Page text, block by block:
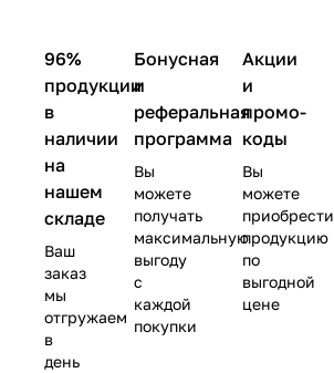
96%
продукции
в
наличии
на
нашем
складе
Ваш
заказ
мы
отгружаем
в
день
Бонусная
и
реферальная
программа
Вы
можете
получать
максимальную
выгоду
с
каждой
покупки
Акции
и
промо-
коды
Вы
можете
приобрести
продукцию
по
выгодной
цене